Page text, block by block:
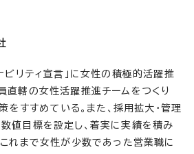
リティ宣言」に女性の積極的活躍推
直轄の女性活躍推進チームをつくり
をすすめている。また、採用拡大・管理
値目標を設定し、着実に実績を積み
これまで女性が少数であった営業職に